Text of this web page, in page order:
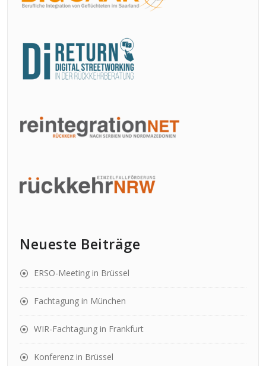
Neueste Beiträge
ERSO-Meeting in Brüssel
Fachtagung in München
WIR-Fachtagung in Frankfurt
Konferenz in Brüssel